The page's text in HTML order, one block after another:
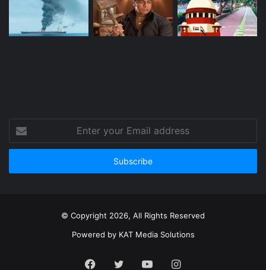
your
Email
© Copyright 2026, All Rights Reserved
Powered by KAT Media Solutions
Facebook
TwitterYouTubeInstagram